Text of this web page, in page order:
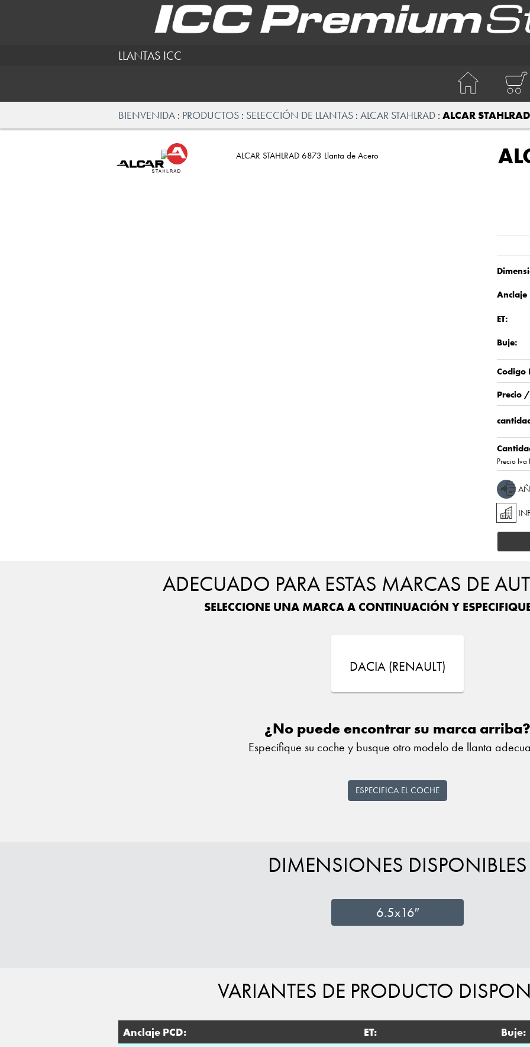
LLANTAS ICC
BIENVENIDA PRODUCTOS SELECCIÓN DE LLANTAS ALCAR STAHLRAD ALCAR
Anclaje
ET:
Buje:
Codigo
Precio
Precio Iva
ADECUADO PARA ESTAS MARCAS DE
SELECCIONE UNA MARCA A CONTINUACIÓN Y
DACIA (RENAULT)
¿No puede encontrar su marca arriba?
Especifique su coche y busque otro modelo de llanta
ESPECIFICA EL COCHE
DIMENSIONES DISPONIBLES
6.5x16″
VARIANTES DE PRODUCTO
Anclaje PCD: ET: Buje: